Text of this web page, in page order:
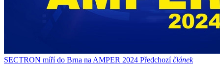
SECTRON míří do Brna na AMPER 2024 Předchozíčlánek